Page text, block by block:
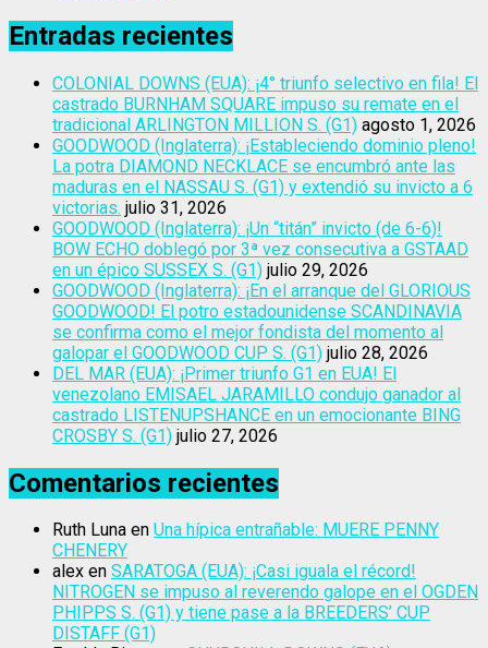
Entradas recientes
COLONIAL DOWNS (EUA): ¡4° triunfo selectivo en fila! El
castrado BURNHAM SQUARE impuso su remate en el
tradicional ARLINGTON MILLION S. (G1) agosto 1, 2026
GOODWOOD (Inglaterra): ¡Estableciendo dominio pleno!
La potra DIAMOND NECKLACE se encumbró ante las
maduras en el NASSAU S. (G1) y extendió su invicto a 6
victorias. julio 31, 2026
GOODWOOD (Inglaterra): ¡Un “titán” invicto (de 6-6)!
BOW ECHO doblegó por 3ª vez consecutiva a GSTAAD
en un épico SUSSEX S. (G1) julio 29, 2026
GOODWOOD (Inglaterra): ¡En el arranque del GLORIOUS
GOODWOOD! El potro estadounidense SCANDINAVIA
se confirma como el mejor fondista del momento al
galopar el GOODWOOD CUP S. (G1) julio 28, 2026
DEL MAR (EUA): ¡Primer triunfo G1 en EUA! El
venezolano EMISAEL JARAMILLO condujo ganador al
castrado LISTENUPSHANCE en un emocionante BING
CROSBY S. (G1) julio 27, 2026
Comentarios recientes
Ruth Luna en Una hípica entrañable: MUERE PENNY
CHENERY
alex en SARATOGA (EUA): ¡Casi iguala el récord!
NITROGEN se impuso al reverendo galope en el OGDEN
PHIPPS S. (G1) y tiene pase a la BREEDERS’ CUP
DISTAFF (G1)